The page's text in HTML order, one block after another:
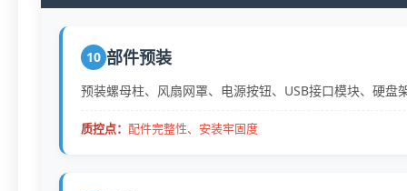
10 部件预装
预装螺母柱、风扇网罩、电源按钮、USB接口模块、硬盘
质控点： 配件完整性、安装牢固度